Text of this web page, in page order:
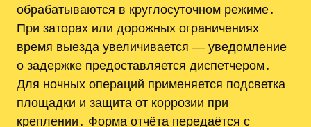
обрабатываются в круглосуточном режиме․
При заторах или дорожных ограничениях
время выезда увеличивается — уведомление
о задержке предоставляется диспетчером․
Для ночных операций применяется подсветка
площадки и защита от коррозии при
креплении․ Форма отчёта передаётся с